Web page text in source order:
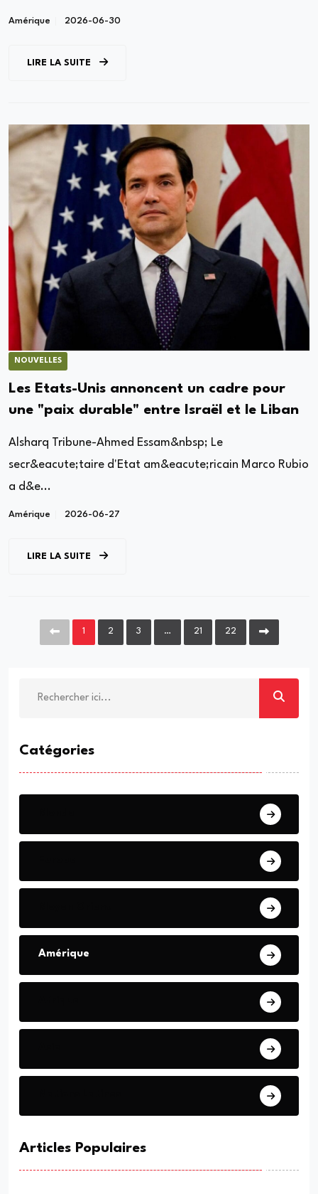
Amérique 2026-06-30
LIRE LA SUITE
NOUVELLES
Les Etats-Unis annoncent un cadre pour
une "paix durable" entre Israël et le Liban
Alsharq Tribune-Ahmed Essam&nbsp; Le
secr&eacute;taire d'Etat am&eacute;ricain Marco Rubio
a d&e...
Amérique 2026-06-27
LIRE LA SUITE
1 2 3 … 21 22
Catégories
Amérique
Articles Populaires